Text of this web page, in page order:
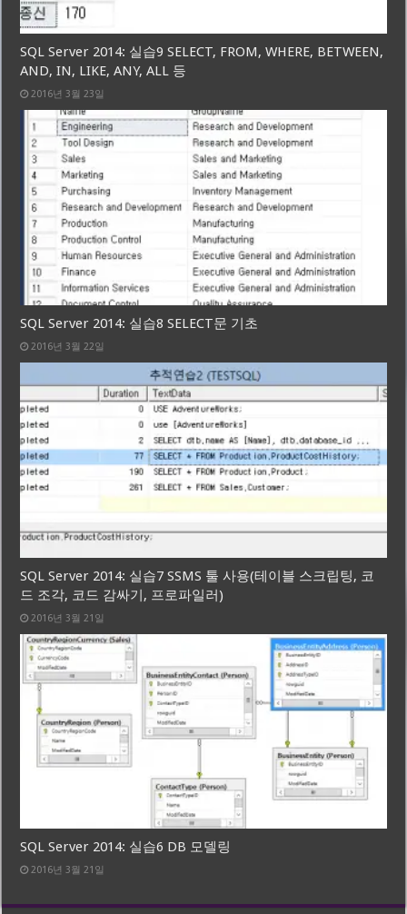
SQL Server 2014: 실습9 SELECT, FROM, WHERE, BETWEEN,
AND, IN, LIKE, ANY, ALL 등
2016년 3월 23일
SQL Server 2014: 실습8 SELECT문 기초
2016년 3월 22일
SQL Server 2014: 실습7 SSMS 툴 사용(테이블 스크립팅, 코
드 조각, 코드 감싸기, 프로파일러)
2016년 3월 21일
SQL Server 2014: 실습6 DB 모델링
2016년 3월 21일